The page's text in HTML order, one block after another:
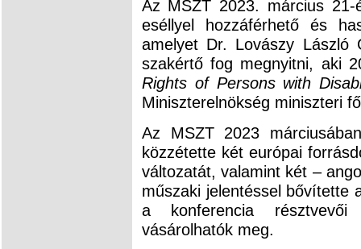
Az MSZT 2023. március 21-
eséllyel hozzáférhető és
amelyet Dr. Lovászy László
szakértő fog megnyitni, aki
Rights of Persons with
Miniszterelnökség miniszteri
Az MSZT 2023
közzétette két európai
változatát, valamint két –
műszaki jelentéssel bővítette
a konferencia résztvevői
vásárolhatók meg.